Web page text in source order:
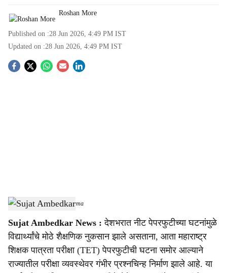
Roshan More
Published on :28 Jun 2026, 4:49 PM IST
Updated on :28 Jun 2026, 4:49 PM IST
S
a
r
Sujat Ambedkar-Sarkarnama
Sujat Ambedkar News : देशभरात नीट पेपरफुटीच्या घटनांमुळे
विद्यार्थ्यांचे मोठे शैक्षणिक नुकसान झाले असताना, आता महाराष्ट्र
शिक्षक पात्रता परीक्षा (TET) पेपरफुटीची घटना समोर आल्याने
राज्यातील परीक्षा व्यवस्थेवर गंभीर प्रश्नचिन्ह निर्माण झाले आहे. या